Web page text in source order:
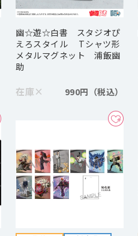
幽☆遊☆白書 スタジオぴ
えろスタイル Tシャツ形
メタルマグネット 浦飯幽
助
在庫× 990円